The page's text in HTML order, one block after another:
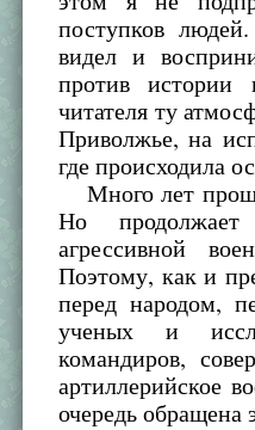
поступков
видел и
против
читателя ту
Приволжье, на
где происходила
Много лет
Но
агрессивной
Поэтому, как и
перед народом,
ученых и
командиров,
артиллерийское
очередь обращена